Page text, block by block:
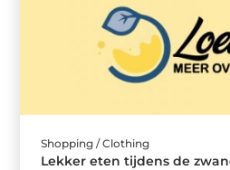
Shopping / Clothing
Lekker eten tijdens de